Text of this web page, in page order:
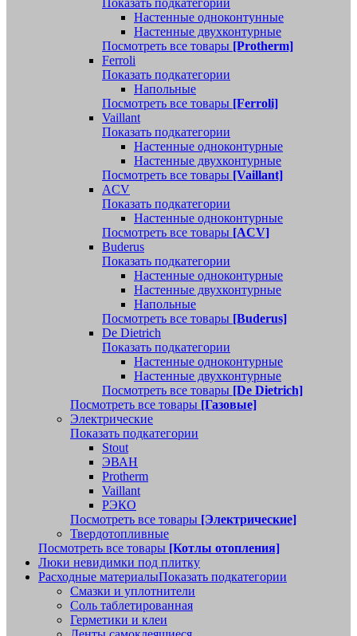
Показать подкатегории
Настенные одноконтунные
Настенные двухконтурные
Посмотреть все товары [Protherm]
Ferroli
Показать подкатегории
Напольные
Посмотреть все товары [Ferroli]
Vaillant
Показать подкатегории
Настенные одноконтурные
Настенные двухконтурные
Посмотреть все товары [Vaillant]
ACV
Показать подкатегории
Настенные одноконтурные
Посмотреть все товары [ACV]
Buderus
Показать подкатегории
Настенные одноконтурные
Настенные двухконтурные
Напольные
Посмотреть все товары [Buderus]
De Dietrich
Показать подкатегории
Настенные одноконтурные
Настенные двухконтурные
Посмотреть все товары [De Dietrich]
Посмотреть все товары [Газовые]
Электрические
Показать подкатегории
Stout
ЭВАН
Protherm
Vaillant
РЭКО
Посмотреть все товары [Электрические]
Твердотопливные
Посмотреть все товары [Котлы отопления]
Люки невидимки под плитку
Расходные материалыПоказать подкатегории
Смазки и уплотнители
Соль таблетированная
Герметики и клеи